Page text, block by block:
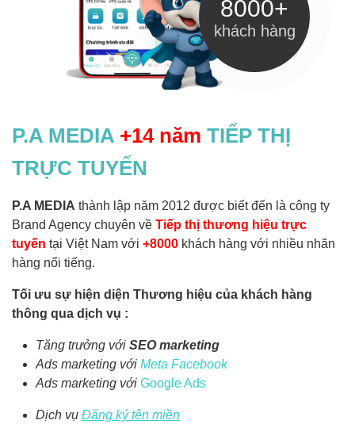
8000+
khách hàng
P.A MEDIA +14 năm TIẾP THỊ
TRỰC TUYẾN
P.A MEDIA thành lập năm 2012 được biết đến là công ty
Brand Agency chuyên về Tiếp thị thương hiệu trực
tuyến tại Việt Nam với +8000 khách hàng với nhiều nhãn
hàng nổi tiếng.
Tối ưu sự hiện diện Thương hiệu của khách hàng
thông qua dịch vụ :
Tăng trưởng với SEO marketing
Ads marketing với Meta Facebook
Ads marketing với GoogleAds
Dịch vụ Đăng ký tên miền